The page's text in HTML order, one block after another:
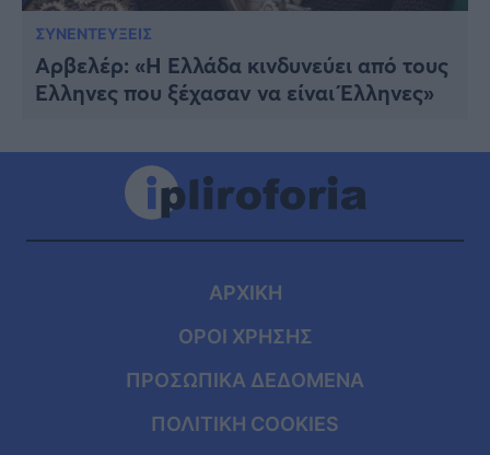
ΣΥΝΕΝΤΕΥΞΕΙΣ
Αρβελέρ: «Η Ελλάδα κινδυνεύει από τους
Έλληνες που ξέχασαν να είναι Έλληνες»
ΑΡΧΙΚΗ
ΟΡΟΙ ΧΡΗΣΗΣ
ΠΡΟΣΩΠΙΚΑ ΔΕΔΟΜΕΝΑ
ΠΟΛΙΤΙΚΗ COOKIES